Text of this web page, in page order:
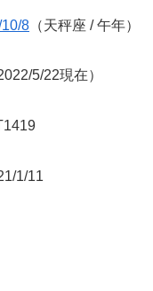
8 （天秤座 / 午年）
5/22現在）
1/11